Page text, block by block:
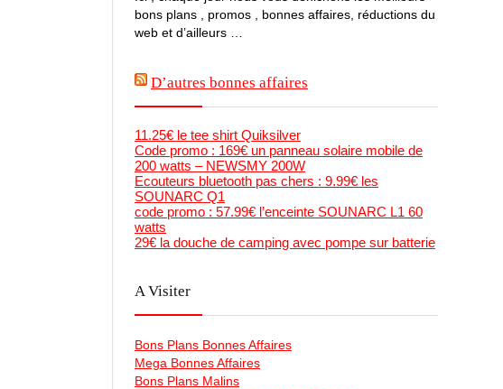
bons plans , promos , bonnes affaires, réductions du
web et d’ailleurs …
D’autres bonnes affaires
11.25€ le tee shirt Quiksilver
Code promo : 169€ un panneau solaire mobile de
200 watts – NEWSMY 200W
Ecouteurs bluetooth pas chers : 9.99€ les
SOUNARC Q1
code promo : 57.99€ l’enceinte SOUNARC L1 60
watts
29€ la douche de camping avec pompe sur batterie
A Visiter
Bons Plans Bonnes Affaires
Mega Bonnes Affaires
Bons Plans Malins